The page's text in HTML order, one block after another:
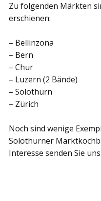
Zu folgenden Märkten
erschienen:
– Bellinzona
– Bern
– Chur
– Luzern (2 Bände)
– Solothurn
– Zürich
Noch sind wenige
Solothurner
Interesse senden Sie